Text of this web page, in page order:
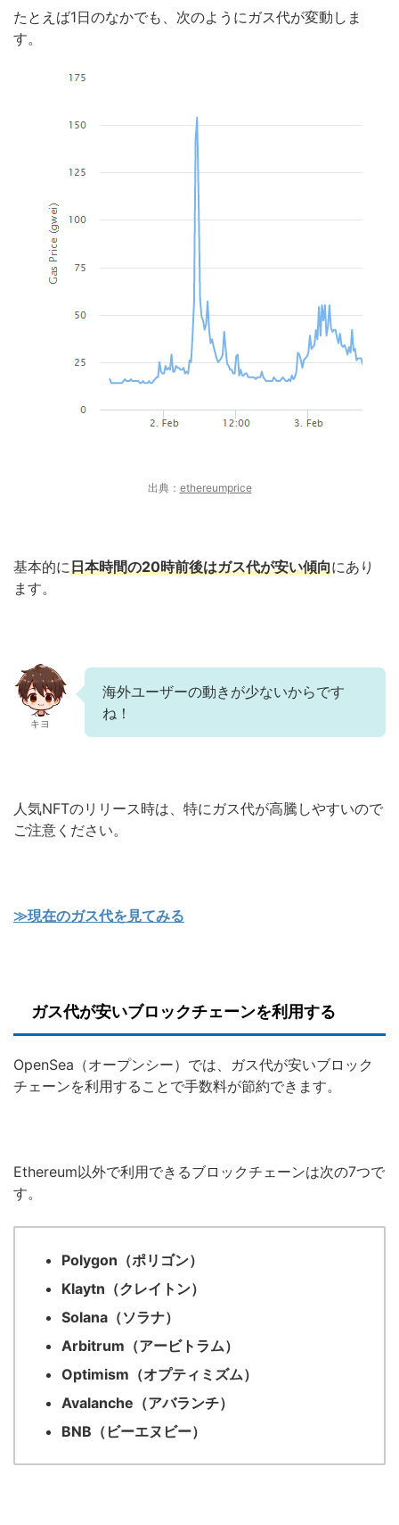
たとえば1日のなかでも、次のようにガス代が変動しま
す。
出典： ethereumprice
基本的に日本時間の20時前後はガス代が安い傾向にあり
ます。
キヨ
海外ユーザーの動きが少ないからです
ね！
人気NFTのリリース時は、特にガス代が高騰しやすいので
ご注意ください。
≫現在のガス代を見てみる
ガス代が安いブロックチェーンを利用する
OpenSea（オープンシー）では、ガス代が安いブロック
チェーンを利用することで手数料が節約できます。
Ethereum以外で利用できるブロックチェーンは次の7つで
す。
Polygon（ポリゴン）
Klaytn（クレイトン）
Solana（ソラナ）
Arbitrum（アービトラム）
Optimism（オプティミズム）
Avalanche（アバランチ）
BNB（ビーエヌビー）